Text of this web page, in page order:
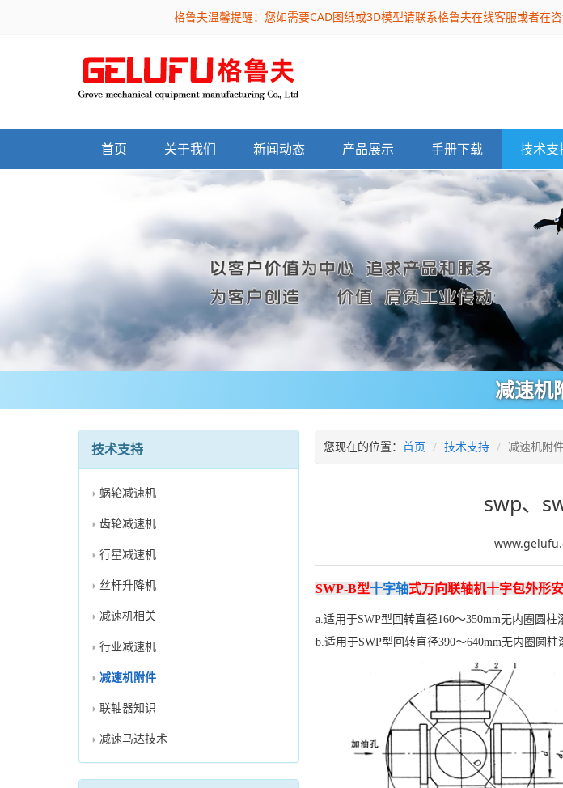
格鲁夫温馨提醒：您如需要CAD图纸或3D模型请联系格鲁夫在线客服或者在
首页 关于我们 新闻动态 产品展示 手册下载 技术支
减速机
技术支持
蜗轮减速机
齿轮减速机
行星减速机
丝杆升降机
减速机相关
行业减速机
减速机附件
联轴器知识
减速马达技术
您现在的位置： 首页 技术支持 减速机附
swp、
SWP-B型十字轴式万向联轴机十字包外形
a.适用于SWP型回转直径160～350mm无内圈圆柱
b.适用于SWP型回转直径390～640mm无内圈圆柱